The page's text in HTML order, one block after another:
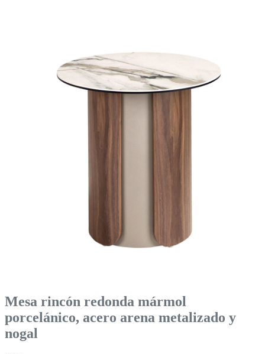
Mesa rincón redonda mármol
porcelánico, acero arena metalizado y
nogal